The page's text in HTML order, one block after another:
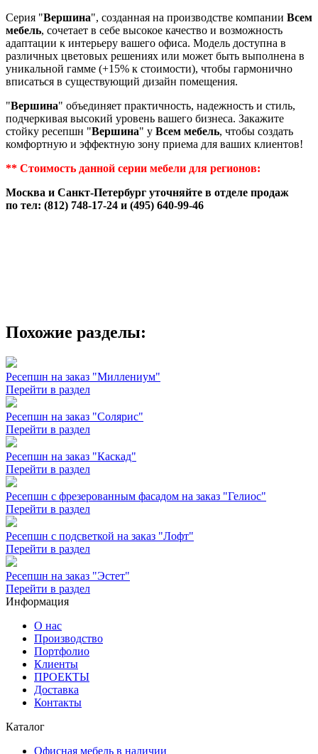
Серия "Вершина", созданная на производстве компании Всем
мебель, сочетает в себе высокое качество и возможность
адаптации к интерьеру вашего офиса. Модель доступна в
различных цветовых решениях или может быть выполнена в
уникальной гамме (+15% к стоимости), чтобы гармонично
вписаться в существующий дизайн помещения.
"Вершина" объединяет практичность, надежность и стиль,
подчеркивая высокий уровень вашего бизнеса. Закажите
стойку ресепшн "Вершина" у Всем мебель, чтобы создать
комфортную и эффектную зону приема для ваших клиентов!
** Стоимость данной серии мебели для регионов:
Москва и Санкт-Петербург уточняйте в отделе продаж
по тел: (812) 748-17-24 и (495) 640-99-46
Похожие разделы:
Ресепшн на заказ "Миллениум"
Перейти в раздел
Ресепшн на заказ "Солярис"
Перейти в раздел
Ресепшн на заказ "Каскад"
Перейти в раздел
Ресепшн с фрезерованным фасадом на заказ "Гелиос"
Перейти в раздел
Ресепшн с подсветкой на заказ "Лофт"
Перейти в раздел
Ресепшн на заказ "Эстет"
Перейти в раздел
Информация
О нас
Производство
Портфолио
Клиенты
ПРОЕКТЫ
Доставка
Контакты
Каталог
Офисная мебель в наличии